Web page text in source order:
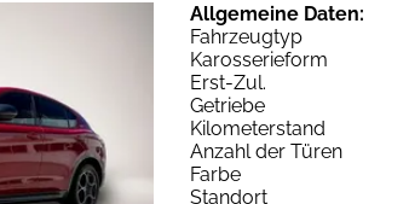
Allgemeine Daten:
Fahrzeugtyp
Karosserieform
Erst-Zul.
Getriebe
Kilometerstand
Anzahl der Türen
Farbe
Standort